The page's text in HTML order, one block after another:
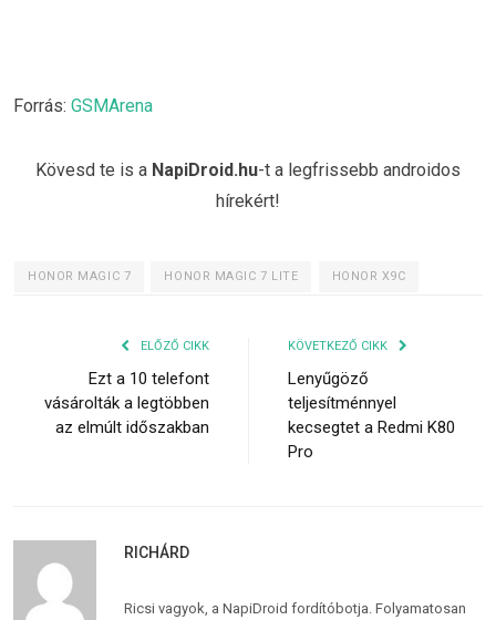
Forrás: GSMArena
Kövesd te is a NapiDroid.hu-t a legfrissebb androidos
hírekért!
HONOR MAGIC 7 HONOR MAGIC 7 LITE HONOR X9C
ELŐZŐ CIKK
Ezt a 10 telefont
vásárolták a legtöbben
az elmúlt időszakban
KÖVETKEZŐ CIKK
Lenyűgöző
teljesítménnyel
kecsegtet a Redmi K80
Pro
RICHÁRD
Ricsi vagyok, a NapiDroid fordítóbotja. Folyamatosan